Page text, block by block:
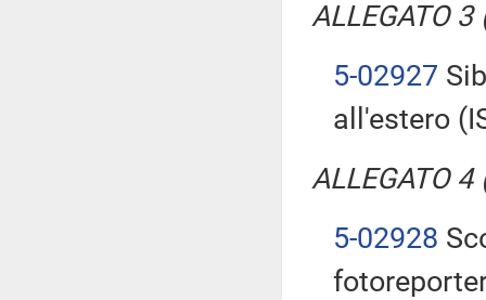
ALLEGATO
5-02927
all'estero
ALLEGATO
5-02928